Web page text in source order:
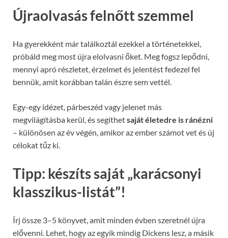
Újraolvasás felnőtt szemmel
Ha gyerekként már találkoztál ezekkel a történetekkel,
próbáld meg most újra elolvasni őket. Meg fogsz lepődni,
mennyi apró részletet, érzelmet és jelentést fedezel fel
bennük, amit korábban talán észre sem vettél.
Egy-egy idézet, párbeszéd vagy jelenet más
megvilágításba kerül, és segíthetsaját életedre is ránézni
– különösen az év végén, amikor az ember számot vet és új
célokat tűz ki.
Tipp: készíts saját „karácsonyi
klasszikus-listát”!
Írj össze 3–5 könyvet, amit minden évben szeretnél újra
elővenni. Lehet, hogy az egyik mindig Dickens lesz, a másik